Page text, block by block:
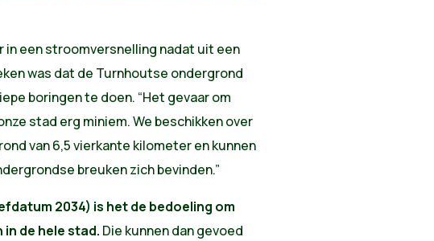
in een stroomversnelling nadat uit een
was dat de Turnhoutse ondergrond
boringen te doen. “Het gevaar om
stad erg miniem. We beschikken over
van 6,5 vierkante kilometer en kunnen
breuken zich bevinden.”
2034) is het de bedoeling om
de hele stad. Die kunnen dan gevoed